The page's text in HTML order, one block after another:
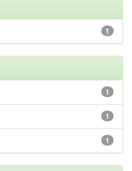
1
1
1
1